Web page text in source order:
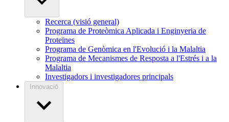
Recerca (visió general)
Programa de Proteòmica Aplicada i Enginyeria de
Proteïnes
Programa de Genòmica en l'Evolució i la Malaltia
Programa de Mecanismes de Resposta a l'Estrés i a la
Malaltia
Investigadors i investigadores principals
Innovació